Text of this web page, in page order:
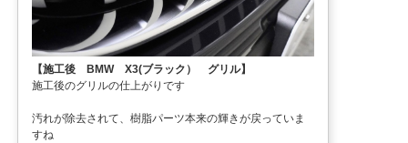
【施工後 BMW X3(ブラック） グリル】
施工後のグリルの仕上がりです
汚れが除去されて、樹脂パーツ本来の輝きが戻っていま
すね